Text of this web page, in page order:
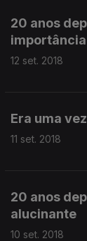
20 anos
importância
12 set. 2018
Era uma
11 set. 2018
20 anos
alucinante
10 set. 2018